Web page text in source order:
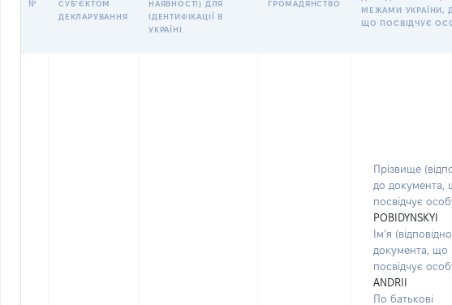
№
СУБʼЄКТОМ
ДЕКЛАРУВАННЯ
НАЯВНОСТІ) ДЛЯ
ІДЕНТИФІКАЦІЇ В
УКРАЇНІ
ГРОМАДЯНСТВО
МЕЖАМИ УКРАЇНИ,
ЩО ПОСВІДЧУЄ
Прізвище
до документа,
посвідчує
POBIDYNSKYI
Ім’я
документа, що
посвідчує
ANDRII
По батькові